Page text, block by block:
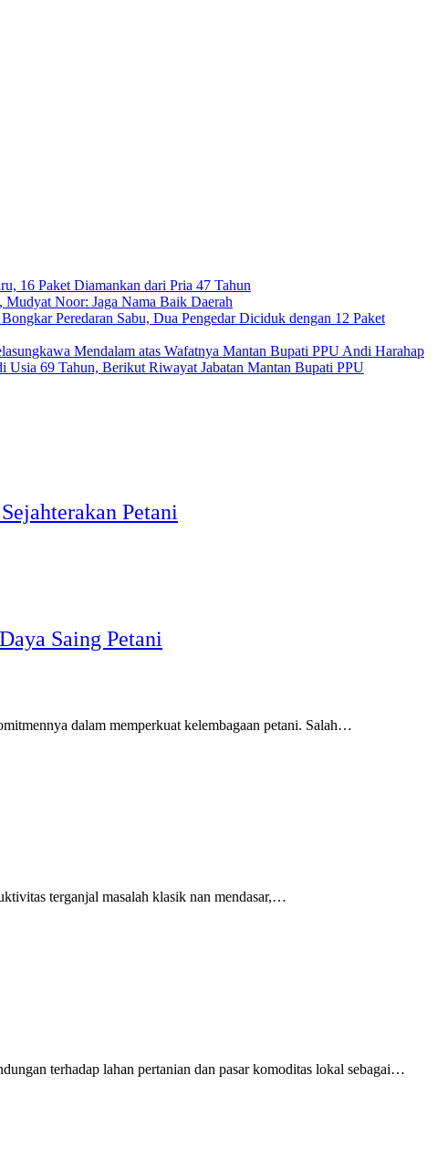
16 Paket Diamankan dari Pria 47 Tahun
Noor: Jaga Nama Baik Daerah
Peredaran Sabu, Dua Pengedar Diciduk dengan 12 Paket
Mendalam atas Wafatnya Mantan Bupati PPU Andi Harahap
69 Tahun, Berikut Riwayat Jabatan Mantan Bupati PPU
Petani
Saing Petani
dalam memperkuat kelembagaan petani. Salah…
terganjal masalah klasik nan mendasar,…
terhadap lahan pertanian dan pasar komoditas lokal sebagai…